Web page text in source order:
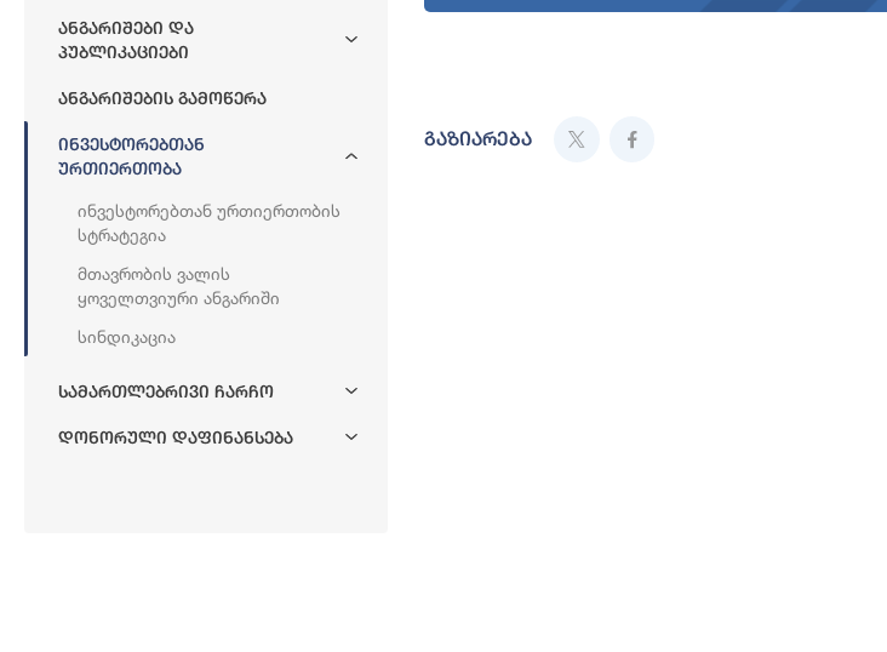
Ანგარიშები Და
Პუბლიკაციები
Ანგარიშების Გამოწერა
Ინვესტორებთან
Ურთიერთობა
Ინვესტორებთან Ურთიერთობის
Სტრატეგია
Მთავრობის Ვალის
Ყოველთვიური Ანგარიში
Სინდიკაცია
Სამართლებრივი Ჩარჩო
Დონორული Დაფინანსება
გაზიარება